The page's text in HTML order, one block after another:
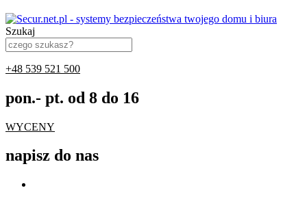
Szukaj
+48 539 521 500
pon.- pt. od 8 do 16
WYCENY
napisz do nas